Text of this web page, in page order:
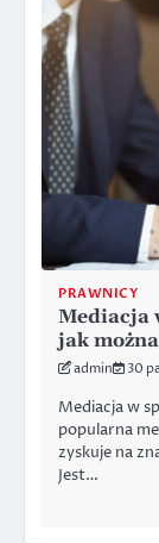
PRAWNICY
Mediacja
jak
admin 30
Mediacja w
popularna
zyskuje na
Jest…